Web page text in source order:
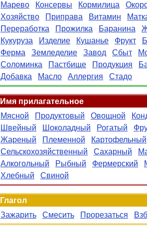
Марево
Консервы Кормилица
Хозяйство
Приправа Витамин
Переработка
Прожилка Баранина
Кукуруза
Изделие Кушанье Фрукт
Ферма
Земледелие Завод Сбыт
Соломинка
Пастбище Продукция
Добавка
Масло Аллергия Стадо
Имя прилагательное
Мясной
Продуктовый Овощной
Швейный
Шоколадный Рогатый
Жареный
Племенной
Картофельный
Сельскохозяйственный
Сахарный
Алкогольный
Рыбный Фермерский
Хлебный
Свиной
Глагол
Зажарить
Смесить Прорезаться